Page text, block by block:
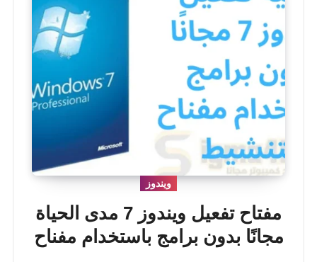
ويندوز
مفتاح تفعيل ويندوز 7 مدى الحياة
مجانًا بدون برامج باستخدام مفناح